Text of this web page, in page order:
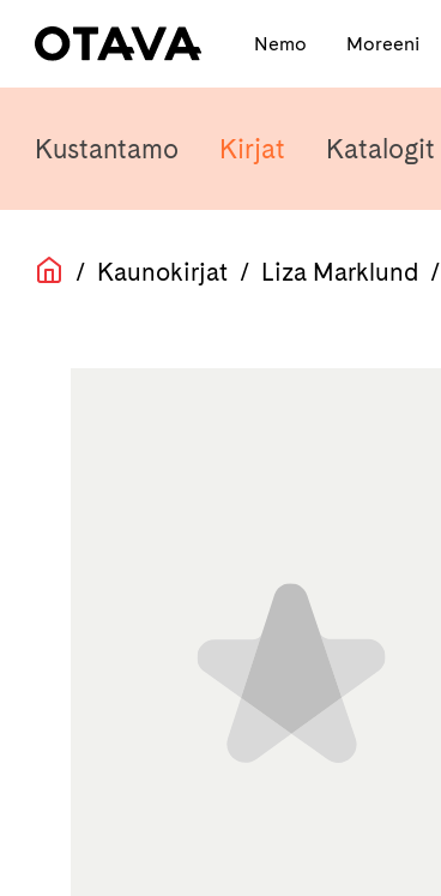
Nemo Moreeni
Kustantamo Kirjat Katalogit
/ Kaunokirjat / Liza Marklund /